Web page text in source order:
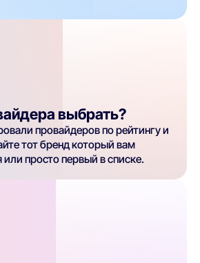
выбрать?
провайдеров по рейтингу и
тот бренд который вам
просто первый в списке.